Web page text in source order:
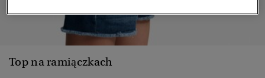
1 2 3 4 5 6 7
Top na ramiączkach